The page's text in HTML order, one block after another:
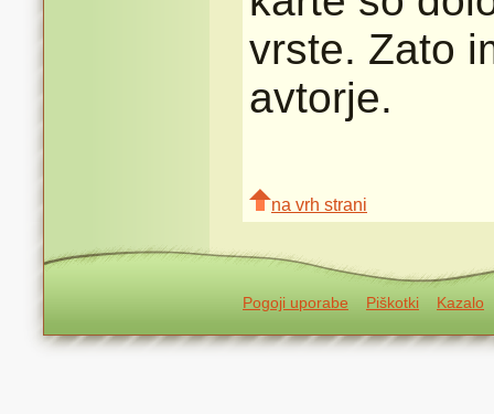
vrste. Zato
avtorje.
na vrh strani
Pogoji uporabe Piškotki Kazalo